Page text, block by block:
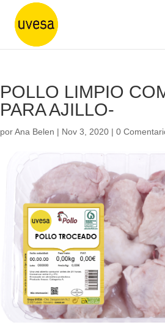
POLLO LIMPIO
PARA AJILLO-
porAna Belen | Nov 3, 2020 | 0